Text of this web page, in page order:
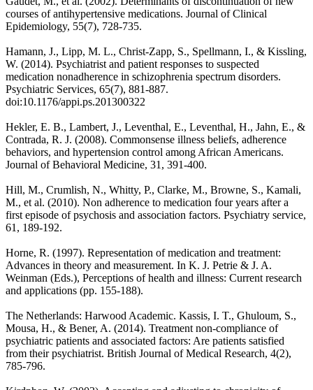
courses of antihypertensive medications. Journal of Clinical
Epidemiology, 55(7), 728-735.
Hamann, J., Lipp, M. L., Christ-Zapp, S., Spellmann, I., & Kissling,
W. (2014). Psychiatrist and patient responses to suspected
medication nonadherence in schizophrenia spectrum disorders.
Psychiatric Services, 65(7), 881-887.
doi:10.1176/appi.ps.201300322
Hekler, E. B., Lambert, J., Leventhal, E., Leventhal, H., Jahn, E., &
Contrada, R. J. (2008). Commonsense illness beliefs, adherence
behaviors, and hypertension control among African Americans.
Journal of Behavioral Medicine, 31, 391-400.
Hill, M., Crumlish, N., Whitty, P., Clarke, M., Browne, S., Kamali,
M., et al. (2010). Non adherence to medication four years after a
first episode of psychosis and association factors. Psychiatry service,
61, 189-192.
Horne, R. (1997). Representation of medication and treatment:
Advances in theory and measurement. In K. J. Petrie & J. A.
Weinman (Eds.), Perceptions of health and illness: Current research
and applications (pp. 155-188).
The Netherlands: Harwood Academic. Kassis, I. T., Ghuloum, S.,
Mousa, H., & Bener, A. (2014). Treatment non-compliance of
psychiatric patients and associated factors: Are patients satisfied
from their psychiatrist. British Journal of Medical Research, 4(2),
785-796.